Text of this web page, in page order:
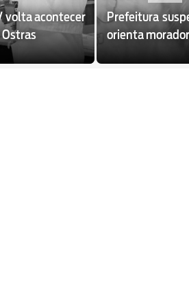
volta acontecer
Ostras
Prefeitura
orienta